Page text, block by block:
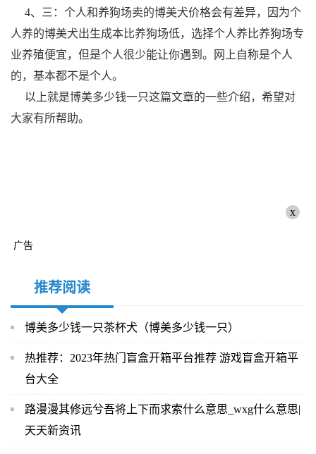
4、三：个人和养狗场卖的博美犬价格会有差异，因为个
人养的博美犬出生成本比养狗场低，选择个人养比养狗场专
业养殖便宜，但是个人很少能让你遇到。网上自称是个人
的，基本都不是个人。
以上就是博美多少钱一只这篇文章的一些介绍，希望对
大家有所帮助。
x
广告
推荐阅读
博美多少钱一只茶杯犬（博美多少钱一只）
热推荐：2023年热门盲盒开箱平台推荐 游戏盲盒开箱平
台大全
路漫漫其修远兮吾将上下而求索什么意思_wxg什么意思|
天天新资讯